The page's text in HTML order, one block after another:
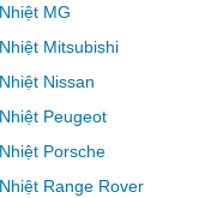
MG
Mitsubishi
Nissan
Peugeot
Porsche
Range Rover